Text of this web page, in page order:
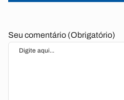
Seu comentário (Obrigatório)